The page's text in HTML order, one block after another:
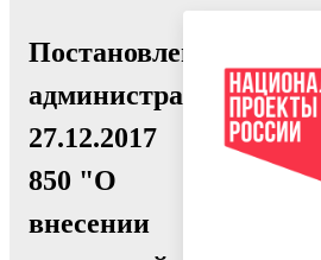
Постановление
администрации
27.12.2017
850 "О
внесении